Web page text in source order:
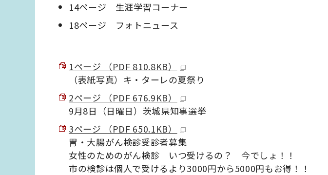
14ページ 生涯学習コーナー
18ページ フォトニュース
1ページ （PDF 810.8KB）
（表紙写真）キ・ターレの夏祭り
2ページ （PDF 676.9KB）
9月8日（日曜日）茨城県知事選挙
3ページ （PDF 650.1KB）
胃・大腸がん検診受診者募集
女性のためのがん検診 いつ受けるの？ 今でしょ！！
市の検診は個人で受けるより3000円から5000円もお得！！